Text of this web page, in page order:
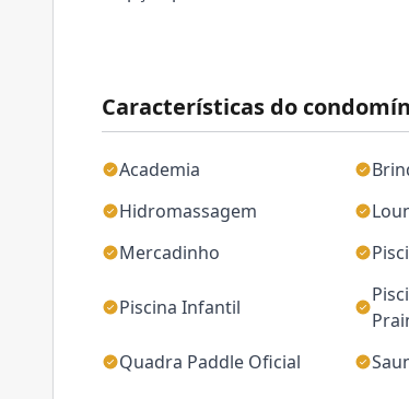
Características do
Academia
Hidromassagem
Mercadinho
Piscina Infantil
Quadra Paddle Oficial